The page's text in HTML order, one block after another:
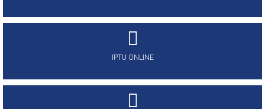
IPTU ONLINE